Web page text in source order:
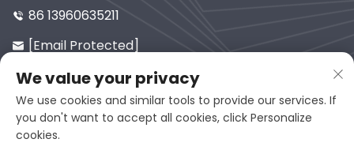
 86 13960635211
 [email Protected]

中国福建省延平区西溪路65-9番地
邮编353001
We value your privacy
We use cookies and similar tools to provide our services. If
you don't want to accept all cookies, click Personalize
cookies.